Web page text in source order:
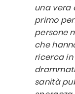
una vera
primo
persone
che
ricerca
sanità